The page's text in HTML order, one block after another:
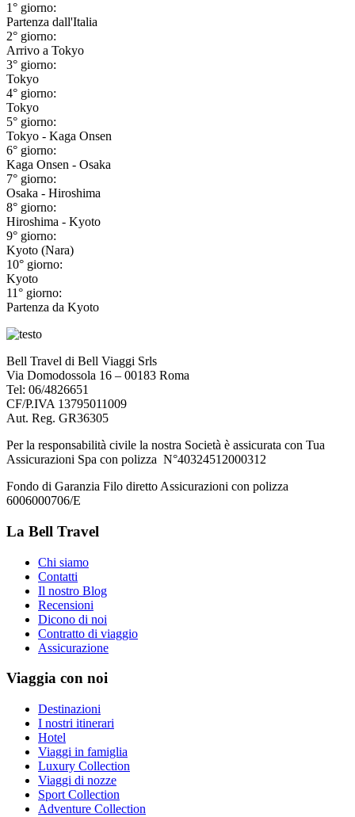
1° giorno:
Partenza dall'Italia
2° giorno:
Arrivo a Tokyo
3° giorno:
Tokyo
4° giorno:
Tokyo
5° giorno:
Tokyo - Kaga Onsen
6° giorno:
Kaga Onsen - Osaka
7° giorno:
Osaka - Hiroshima
8° giorno:
Hiroshima - Kyoto
9° giorno:
Kyoto (Nara)
10° giorno:
Kyoto
11° giorno:
Partenza da Kyoto
Bell Travel di Bell Viaggi Srls
Via Domodossola 16 – 00183 Roma
Tel: 06/4826651
CF/P.IVA 13795011009
Aut. Reg. GR36305
Per la responsabilità civile la nostra Società è assicurata con Tua
Assicurazioni Spa con polizza N°40324512000312
Fondo di Garanzia Filo diretto Assicurazioni con polizza
6006000706/E
La Bell Travel
Chi siamo
Contatti
Il nostro Blog
Recensioni
Dicono di noi
Contratto di viaggio
Assicurazione
Viaggia con noi
Destinazioni
I nostri itinerari
Hotel
Viaggi in famiglia
Luxury Collection
Viaggi di nozze
Sport Collection
Adventure Collection